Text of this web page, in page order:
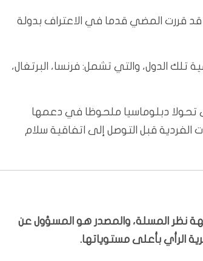
قررت المضي قدما في الاعتراف بدولة
الدول، والتي تشمل: فرنسا، البرتغال،
تحولا دبلوماسيا ملحوظا في دعمها
الفردية قبل التوصل إلى اتفاقية سلام
نظر المسلة، والمصدر هو المسؤول عن
الرأي بأعلى مستوياتها.